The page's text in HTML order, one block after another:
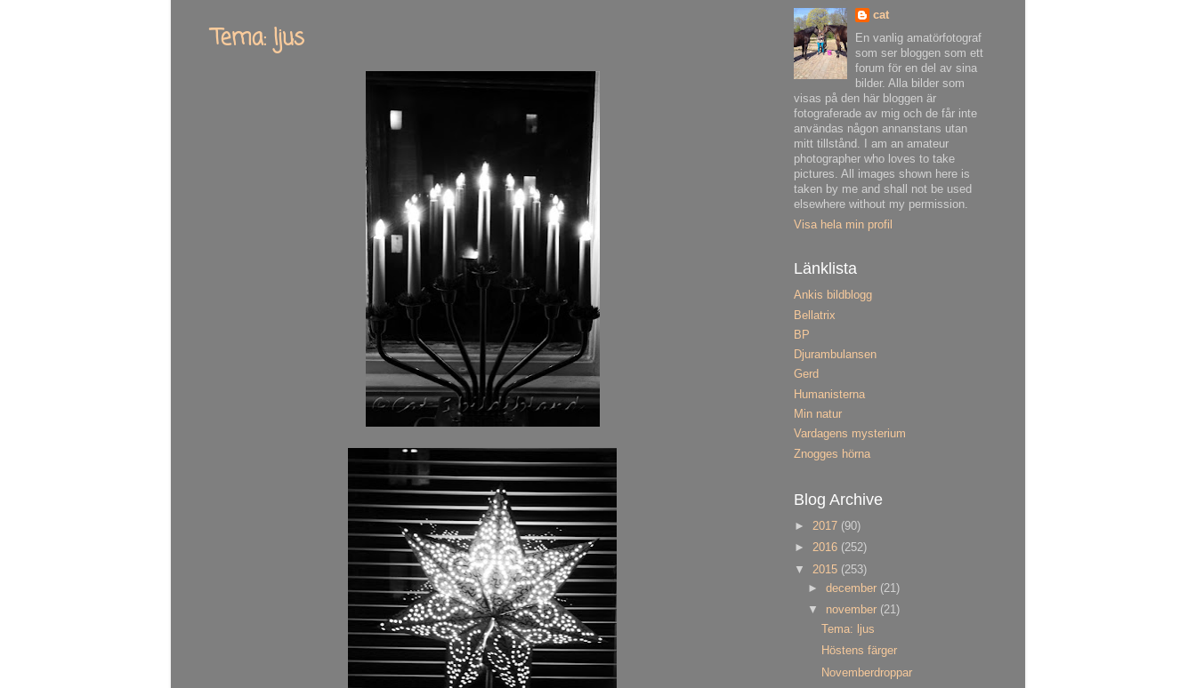
Tema: ljus
cat
En vanlig amatörfotograf
som ser bloggen som ett
forum för en del av sina
bilder. Alla bilder som
visas på den här bloggen är
fotograferade av mig och de får inte
användas någon annanstans utan
mitt tillstånd. I am an amateur
photographer who loves to take
pictures. All images shown here is
taken by me and shall not be used
elsewhere without my permission.
Visa hela min profil
Länklista
Ankis bildblogg
Bellatrix
BP
Djurambulansen
Gerd
Humanisterna
Min natur
Vardagens mysterium
Znogges hörna
Blog Archive
► 2017 (90)
► 2016 (252)
▼ 2015 (253)
►december (21)
▼ november (21)
Tema: ljus
Höstens färger
Novemberdroppar